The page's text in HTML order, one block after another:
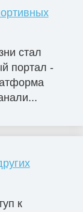
стал
портал -
к